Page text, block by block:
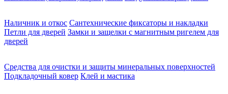
Наличник и откос Сантехнические фиксаторы и накладки
Петли для дверей Замки и защелки с магнитным ригелем для
дверей
Средства для очистки и защиты минеральных поверхностей
Подкладочный ковер Клей и мастика